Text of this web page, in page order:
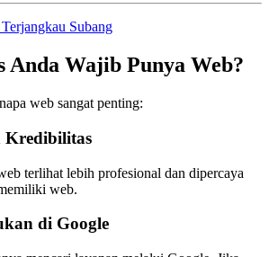
Terjangkau Subang
Anda Wajib Punya Web?
web sangat penting:
Kredibilitas
terlihat lebih profesional dan dipercaya
web.
di Google